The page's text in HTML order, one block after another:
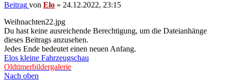
Beitrag von Elo » 24.12.2022, 23:15
Weihnachten22.jpg
Du hast keine ausreichende Berechtigung, um die Dateianhänge
dieses Beitrags anzusehen.
Jedes Ende bedeutet einen neuen Anfang.
Elos kleine Fahrzeugschau
Oldtimerbildergalerie
Nach oben